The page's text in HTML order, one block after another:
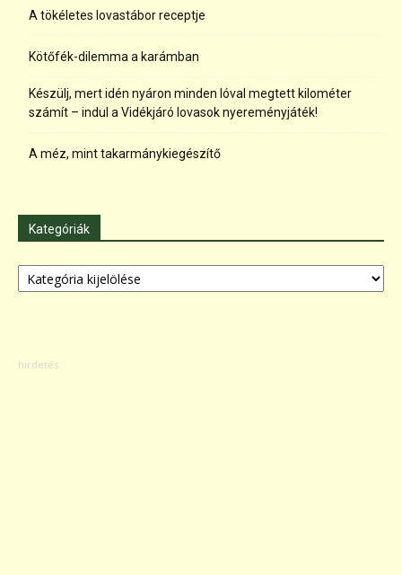
A tökéletes lovastábor receptje
Kötőfék-dilemma a karámban
Készülj, mert idén nyáron minden lóval megtett kilométer
számít – indul a Vidékjáró lovasok nyereményjáték!
A méz, mint takarmánykiegészítő
Kategóriák
Kategóriák